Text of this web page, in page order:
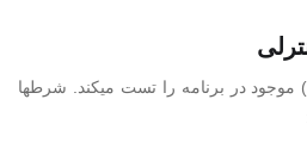
این روش شرطهای منطقی (if) موجود در برنامه را تست میکند. شرطها